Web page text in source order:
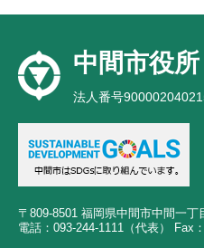
中間市役所
法人番号
〒809-8501 福岡県中間市中間一丁
電話：093-244-1111（代表） Fax